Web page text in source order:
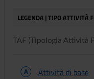
LEGENDA | TIPO ATTIVITÀ
TAF (Tipologia Attività
A Attività di base